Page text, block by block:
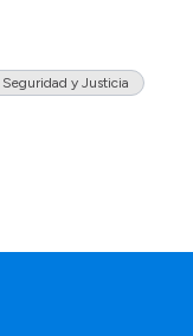
Seguridad y Justicia